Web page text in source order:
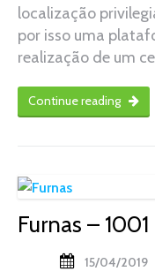
localização
por isso uma
realização de um
Continue reading
Furnas –
15/04/2019